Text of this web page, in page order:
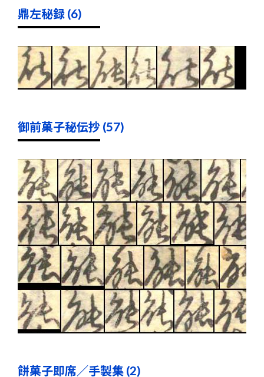
鼎左秘録 (6)
御前菓子秘伝抄 (57)
餅菓子即席／手製集 (2)